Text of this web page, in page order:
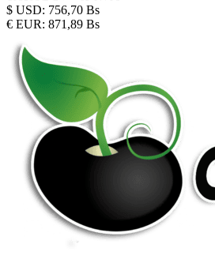
$ USD: 756,70 Bs
€ EUR: 871,89 Bs